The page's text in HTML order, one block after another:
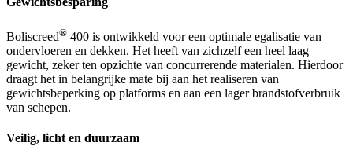
Boliscreed® 400 is ontwikkeld voor een optimale egalisatie van
ondervloeren en dekken. Het heeft van zichzelf een heel laag
gewicht, zeker ten opzichte van concurrerende materialen. Hierdoor
draagt het in belangrijke mate bij aan het realiseren van
gewichtsbeperking op platforms en aan een lager brandstofverbruik
van schepen.
Veilig, licht en duurzaam